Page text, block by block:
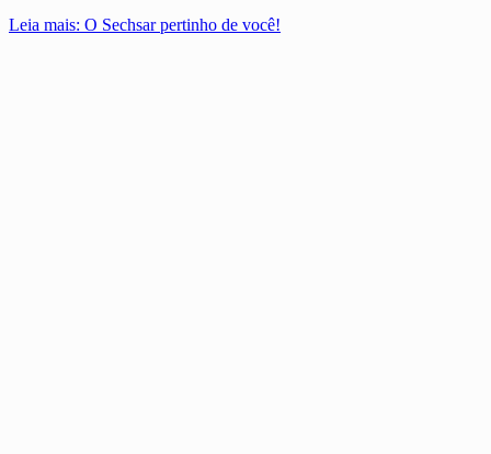
Leia mais: O Sechsar pertinho de você!